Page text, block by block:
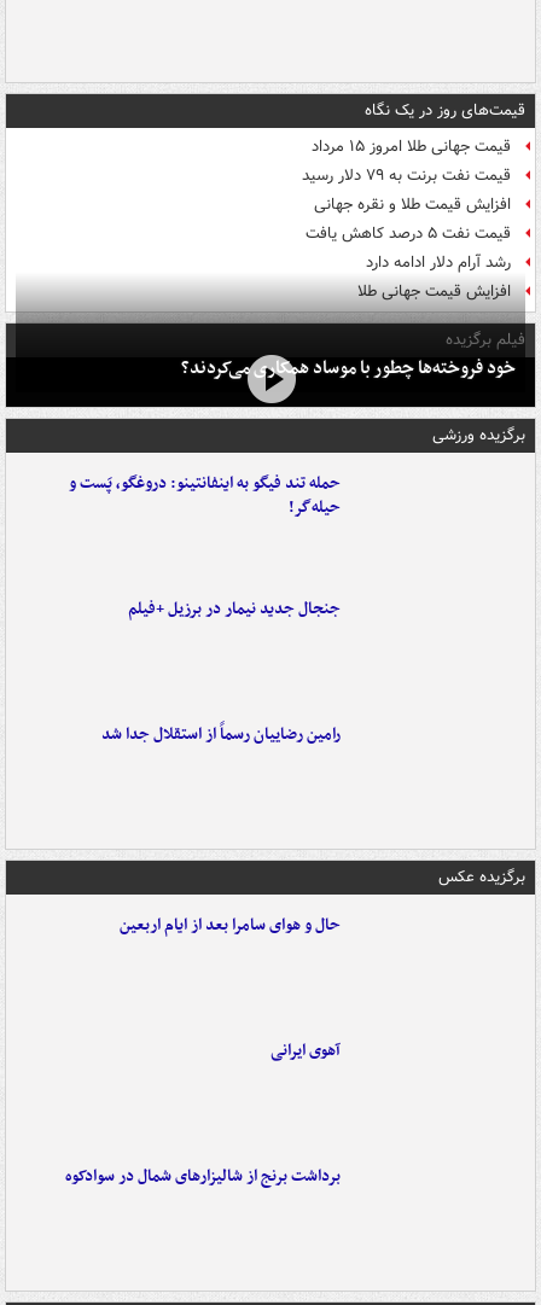
قیمت‌های روز در یک نگاه
قیمت جهانی طلا امروز ۱۵ مرداد
قیمت نفت برنت به ۷۹ دلار رسید
افزایش قیمت طلا و نقره جهانی
قیمت نفت ۵ درصد کاهش یافت
رشد آرام دلار ادامه دارد
افزایش قیمت جهانی طلا
فیلم برگزیده
خود فروخته‌ها چطور با موساد همکاری می‌کردند؟
برگزیده ورزشی
حمله تند فیگو به اینفانتینو: دروغگو، پَست‌ و
حیله‌گر!
جنجال جدید نیمار در برزیل +فیلم
رامین رضاییان رسماً از استقلال جدا شد
برگزیده عکس
حال و هوای سامرا بعد از ایام اربعین
آهوی ایرانی
برداشت برنج از شالیزارهای شمال در سوادکوه